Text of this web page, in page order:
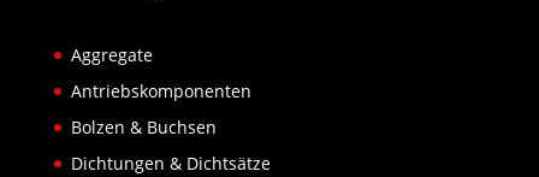
Aggregate
Antriebskomponenten
Bolzen & Buchsen
Dichtungen & Dichtsätze